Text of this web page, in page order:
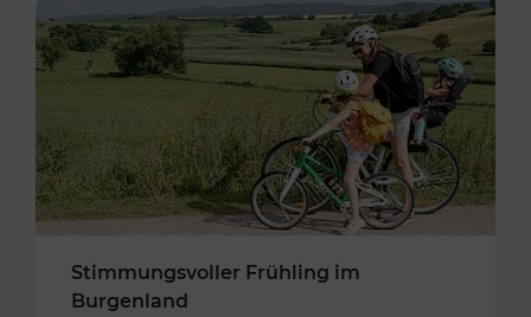
Stimmungsvoller Frühling im
Burgenland